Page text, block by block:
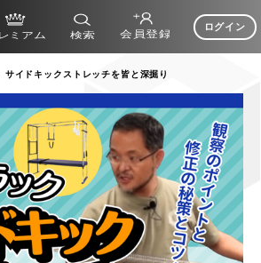
ログイン
サイドキックストレッチを皆と深掘り